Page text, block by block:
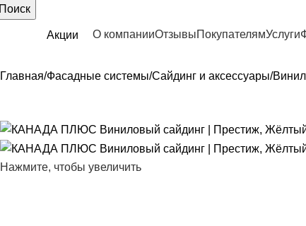
Акции О компанииОтзывыПокупателямУслуги
Главная Фасадные системы Сайдинг и аксессуары
Нажмите, чтобы увеличить